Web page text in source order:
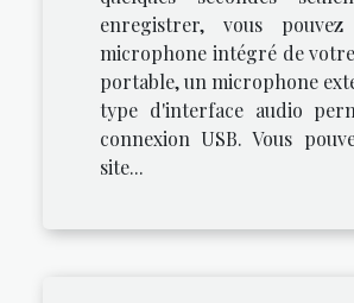
enregistrer, vous
microphone intégré de
portable, un microphone
type d'interface audio
connexion USB. Vous
site...